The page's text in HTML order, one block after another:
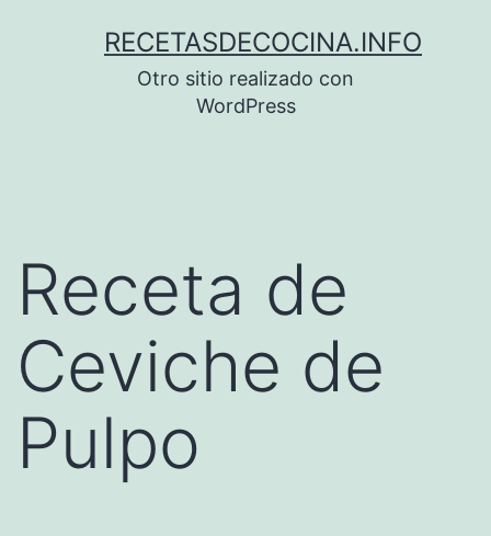
RECETASDECOCINA.INFO
Otro sitio realizado con
WordPress
Receta de
Ceviche de
Pulpo